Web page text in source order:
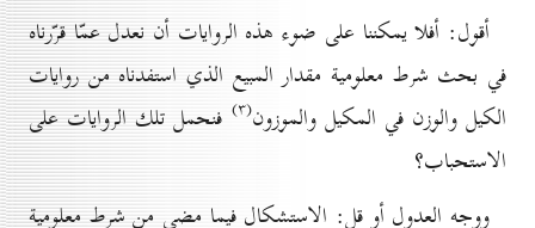
أقول: أفلا يمكننا على ضوء هذه الروايات أن نعدل عمّا قرّرناه
في بحث شرط معلومية مقدار المبيع الذي استفدناه من روايات
الكيل والوزن في المكيل والموزون(۳)
فنحمل تلك الروايات على
الاستحباب؟
ووجه العدول أو قل: الاستشكال فيما مضى من شرط معلومية